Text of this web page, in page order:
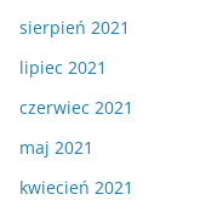
sierpień 2021
lipiec 2021
czerwiec 2021
maj 2021
kwiecień 2021